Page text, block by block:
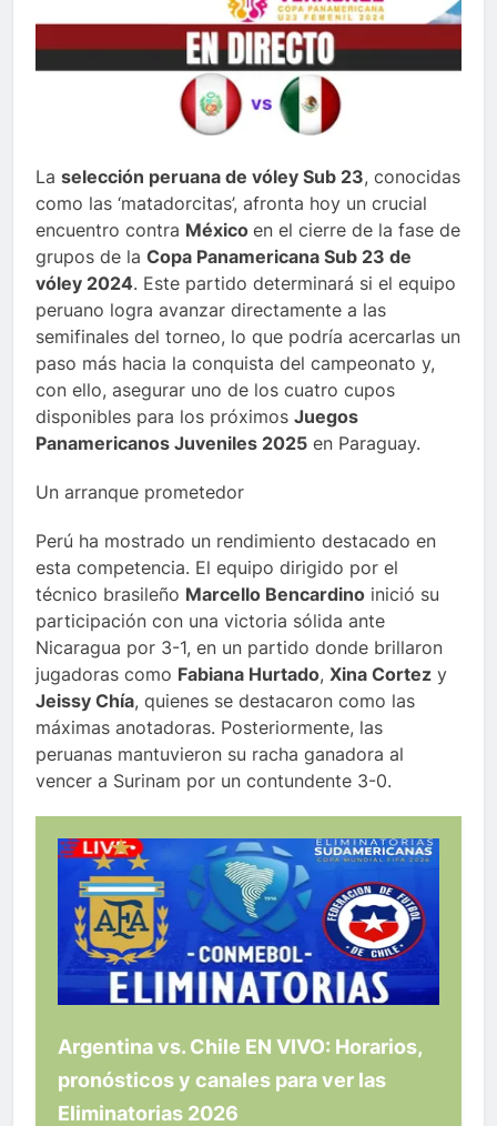
La selección peruana de vóley Sub 23, conocidas
como las ‘matadorcitas’, afronta hoy un crucial
encuentro contra México en el cierre de la fase de
grupos de la Copa Panamericana Sub 23 de
vóley 2024. Este partido determinará si el equipo
peruano logra avanzar directamente a las
semifinales del torneo, lo que podría acercarlas un
paso más hacia la conquista del campeonato y,
con ello, asegurar uno de los cuatro cupos
disponibles para los próximos Juegos
Panamericanos Juveniles 2025 en Paraguay.
Un arranque prometedor
Perú ha mostrado un rendimiento destacado en
esta competencia. El equipo dirigido por el
técnico brasileño Marcello Bencardino inició su
participación con una victoria sólida ante
Nicaragua por 3-1, en un partido donde brillaron
jugadoras como Fabiana Hurtado, Xina Cortez y
Jeissy Chía, quienes se destacaron como las
máximas anotadoras. Posteriormente, las
peruanas mantuvieron su racha ganadora al
vencer a Surinam por un contundente 3-0.
Argentina vs. Chile EN VIVO: Horarios,
pronósticos y canales para ver las
Eliminatorias 2026